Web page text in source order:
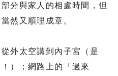
分與家人的相處時間，但
然又順理成章。
外太空講到內子宮（是
）；網路上的「過來